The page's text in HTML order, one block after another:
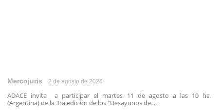
Mercojuris 2 de agosto de 2026
ADACE invita a participar el martes 11 de agosto a las 10 hs.
(Argentina) de la 3ra edición de los “Desayunos de ...